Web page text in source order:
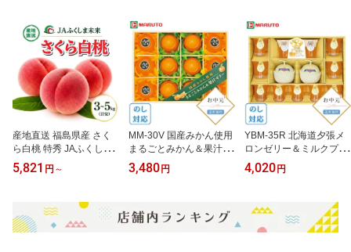
キッズ 出産祝い 御祝 内
祝
貨
産地直送 福島県産 さく
ら白桃 特秀 JAふくしま
未来 福島 伊達 桑折町 献
上桃 光センサー使用 3kg
5,821 円 ～
MM-30V 国産みかん使用
まるごとみかん＆果汁ゼ
リー お中元 御中元 ギフ
ト ゼリー お菓子 プレゼ
3,480 円
YBM-35R 北海道夕張メ
ロンゼリー＆ミルクプリ
ンギフト お中元 御中元
ギフト ゼリー お菓子 プ
料 各種のし対応 YBM35
R
4,020 円